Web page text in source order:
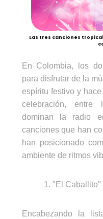
Las tres canciones
En Colombia, los
para disfrutar de la
espíritu festivo y
celebración, entre
dominan la radio
canciones que han
han posicionado
ambiente de ritmos
1. "El Caballito"
Encabezando la